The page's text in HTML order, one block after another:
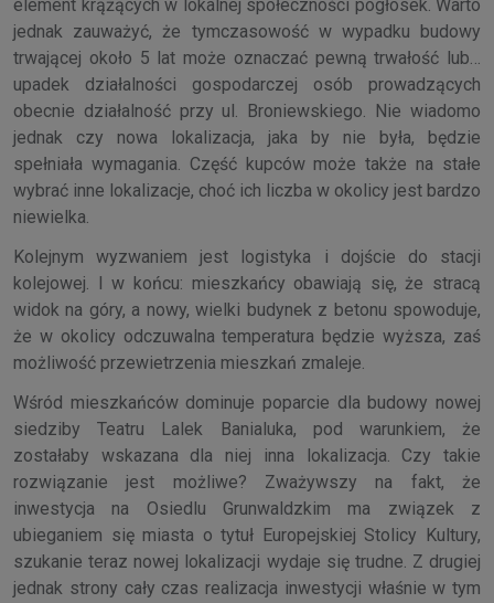
element krążących w lokalnej społeczności pogłosek. Warto
jednak zauważyć, że tymczasowość w wypadku budowy
trwającej około 5 lat może oznaczać pewną trwałość lub…
upadek działalności gospodarczej osób prowadzących
obecnie działalność przy ul. Broniewskiego. Nie wiadomo
jednak czy nowa lokalizacja, jaka by nie była, będzie
spełniała wymagania. Część kupców może także na stałe
wybrać inne lokalizacje, choć ich liczba w okolicy jest bardzo
niewielka.
Kolejnym wyzwaniem jest logistyka i dojście do stacji
kolejowej. I w końcu: mieszkańcy obawiają się, że stracą
widok na góry, a nowy, wielki budynek z betonu spowoduje,
że w okolicy odczuwalna temperatura będzie wyższa, zaś
możliwość przewietrzenia mieszkań zmaleje.
Wśród mieszkańców dominuje poparcie dla budowy nowej
siedziby Teatru Lalek Banialuka, pod warunkiem, że
zostałaby wskazana dla niej inna lokalizacja. Czy takie
rozwiązanie jest możliwe? Zważywszy na fakt, że
inwestycja na Osiedlu Grunwaldzkim ma związek z
ubieganiem się miasta o tytuł Europejskiej Stolicy Kultury,
szukanie teraz nowej lokalizacji wydaje się trudne. Z drugiej
jednak strony cały czas realizacja inwestycji właśnie w tym